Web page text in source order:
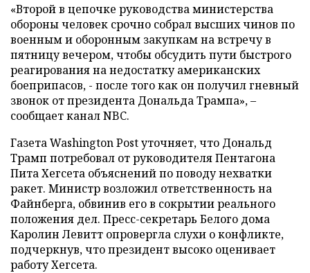
«Второй в цепочке руководства министерства
обороны человек срочно собрал высших чинов по
военным и оборонным закупкам на встречу в
пятницу вечером, чтобы обсудить пути быстрого
реагирования на недостатку американских
боеприпасов, - после того как он получил гневный
звонок от президента Дональда Трампа», –
сообщает канал NBC.
Газета Washington Post уточняет, что Дональд
Трамп потребовал от руководителя Пентагона
Пита Хегсета объяснений по поводу нехватки
ракет. Министр возложил ответственность на
Файнберга, обвинив его в сокрытии реального
положения дел. Пресс-секретарь Белого дома
Каролин Левитт опровергла слухи о конфликте,
подчеркнув, что президент высоко оценивает
работу Хегсета.